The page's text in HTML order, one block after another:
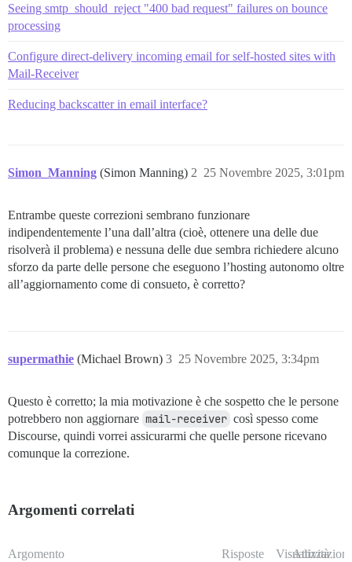
Seeing smtp_should_reject "400 bad request" failures on bounce
processing
Configure direct-delivery incoming email for self-hosted sites with
Mail-Receiver
Reducing backscatter in email interface?
Simon_Manning (Simon Manning) 25 Novembre 2025, 3:01pm
2
Entrambe queste correzioni sembrano funzionare
indipendentemente l’una dall’altra (cioè, ottenere una delle due
risolverà il problema) e nessuna delle due sembra richiedere alcuno
sforzo da parte delle persone che eseguono l’hosting autonomo oltre
all’aggiornamento come di consueto, è corretto?
supermathie (Michael Brown) 25 Novembre 2025, 3:34pm
3
Questo è corretto; la mia motivazione è che sospetto che le persone
potrebbero non aggiornare mail-receiver così spesso come
Discourse, quindi vorrei assicurarmi che quelle persone ricevano
comunque la correzione.
Argomenti correlati
Argomento Risposte Visualizzazioni
Attività